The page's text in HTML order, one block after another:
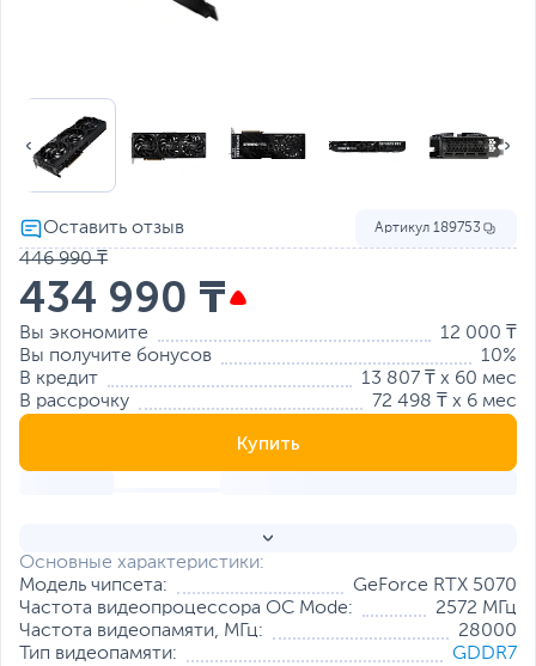
Основные характеристики:
Модель чипсета:
GeForce RTX 5070
Частота видеопроцессора OC Mode:
2572 МГц
Частота видеопамяти, МГц:
28000
Тип видеопамяти:
GDDR7
Артикул 189753
446 990 ₸
434 990 ₸
Вы экономите
12 000 ₸
Вы получите бонусов
10%
В кредит
13 807 ₸ x 60 мес
В рассрочку
72 498 ₸ x 6 мес
Купить